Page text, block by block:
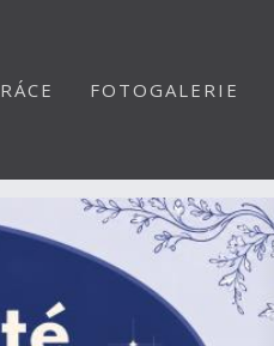
FOTOGALERIE